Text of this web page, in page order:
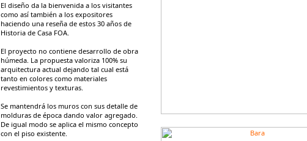
El diseño da la bienvenida a los visitantes
como así también a los expositores
haciendo una reseña de estos 30 años de
Historia de Casa FOA.
El proyecto no contiene desarrollo de obra
húmeda. La propuesta valoriza 100% su
arquitectura actual dejando tal cual está
tanto en colores como materiales
revestimientos y texturas.
Se mantendrá los muros con sus detalle de
molduras de época dando valor agregado.
De igual modo se aplica el mismo concepto
con el piso existente.